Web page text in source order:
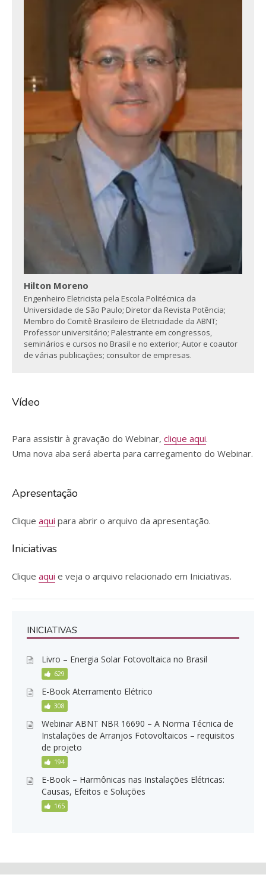
Hilton Moreno
Engenheiro Eletricista pela Escola Politécnica da
Universidade de São Paulo; Diretor da Revista Potência;
Membro do Comitê Brasileiro de Eletricidade da ABNT;
Professor universitário; Palestrante em congressos,
seminários e cursos no Brasil e no exterior; Autor e coautor
de várias publicações; consultor de empresas.
Vídeo
Para assistir à gravação do Webinar, clique aqui.
Uma nova aba será aberta para carregamento do Webinar.
Apresentação
Clique aqui para abrir o arquivo da apresentação.
Iniciativas
Clique aqui e veja o arquivo relacionado em Iniciativas.
INICIATIVAS
Livro – Energia Solar Fotovoltaica no Brasil
629
E-Book Aterramento Elétrico
308
Webinar ABNT NBR 16690 – A Norma Técnica de
Instalações de Arranjos Fotovoltaicos – requisitos
de projeto
194
E-Book – Harmônicas nas Instalações Elétricas:
Causas, Efeitos e Soluções
165